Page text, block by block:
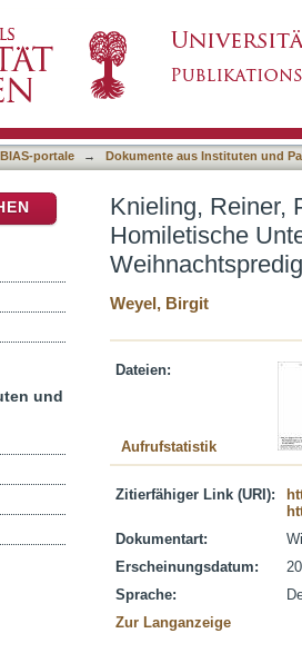
und
portale → Dokumente aus Instituten und
Knieling, Reiner,
Homiletische
Weyel, Birgit
Dateien:
Aufrufstatistik
Zitierfähiger Link (URI):
Dokumentart:
Erscheinungsdatum:
Sprache:
Zur Langanzeige
und